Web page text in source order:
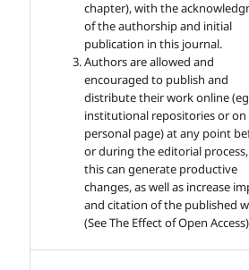
chapter), with the
of the authorship and initial
publication in this journal.
Authors are allowed and
encouraged to publish and
distribute their work online
institutional repositories or
personal page) at any point
or during the editorial
this can generate productive
changes, as well as increase
and citation of the published
(See The Effect of Open